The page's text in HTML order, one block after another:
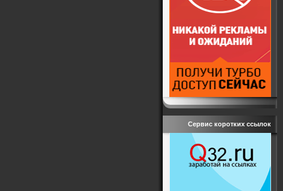
Сервис коротких ссылок